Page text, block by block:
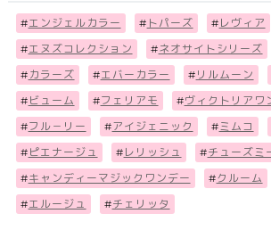
#エンジェルカラー # トパーズ # レヴィア
#エヌズコレクション #ネオサイトシリーズ
# カラーズ #エバーカラー # リルムーン
# ビューム #フェリアモ #ヴィクトリアワ
#フル－リー #アイジェニック #ミムコ
# ピエナージュ # レリッシュ #チューズミ
#キャンディーマジックワンデー #クルーム
#エルージュ #チェリッタ